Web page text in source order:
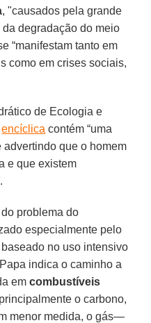
, "causados pela grande
degradação do meio
“manifestam tanto em
como em crises sociais,
de Ecologia e
encíclica contém “uma
advertindo que o homem
e que existem
problema do
especialmente pelo
no uso intensivo
indica o caminho a
emcombustíveis
o carbono,
menor medida, o gás—